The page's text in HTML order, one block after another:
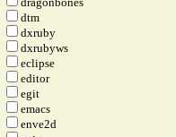
dtm
dxruby
dxrubyws
eclipse
editor
egit
emacs
enve2d